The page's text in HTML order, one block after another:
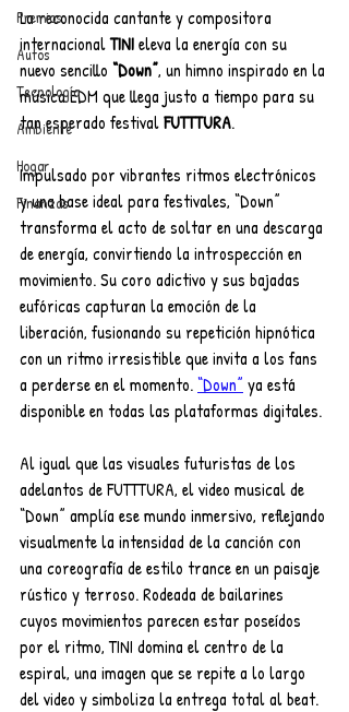
Premios
Autos
Tecnología
Ambiente
Hogar
Finanzas
La reconocida cantante y compositora
internacional TINI eleva la energía con su
nuevo sencillo “Down”, un himno inspirado en la
música EDM que llega justo a tiempo para su
tan esperado festival FUTTTURA.
Impulsado por vibrantes ritmos electrónicos
y una base ideal para festivales, “Down”
transforma el acto de soltar en una descarga
de energía, convirtiendo la introspección en
movimiento. Su coro adictivo y sus bajadas
eufóricas capturan la emoción de la
liberación, fusionando su repetición hipnótica
con un ritmo irresistible que invita a los fans
a perderse en el momento. “Down” ya está
disponible en todas las plataformas digitales.
Al igual que las visuales futuristas de los
adelantos de FUTTTURA, el video musical de
“Down” amplía ese mundo inmersivo, reflejando
visualmente la intensidad de la canción con
una coreografía de estilo trance en un paisaje
rústico y terroso. Rodeada de bailarines
cuyos movimientos parecen estar poseídos
por el ritmo, TINI domina el centro de la
espiral, una imagen que se repite a lo largo
del video y simboliza la entrega total al beat.